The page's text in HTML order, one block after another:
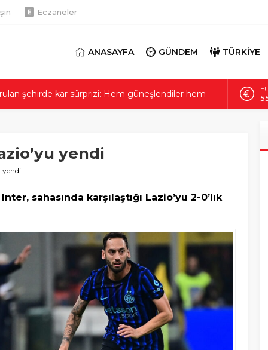
Eczaneler
ANASAYFA GÜNDEM TÜRKİYE
kazısında korkutan olay! 4 bina tahliye edildi
yaratan görüntü: Son hali gerçekten üzücü
tanındılar! Bakanlıktan Doğan ailesi açıklaması
şehirde kar sürprizi: Hem güneşlendiler hem
yendi
yendi
sahasında karşılaştığı Lazio’yu 2-0’lık